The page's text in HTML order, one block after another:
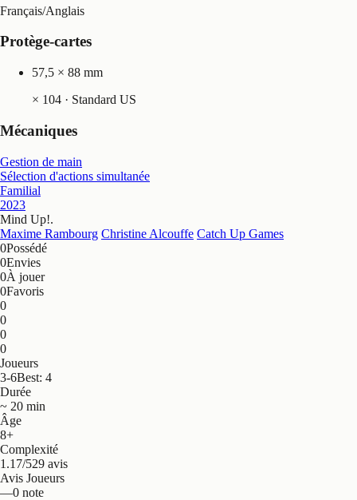
Français/Anglais
Protège-cartes
57,5 × 88 mm
× 104 · Standard US
Mécaniques
Gestion de main
Sélection d'actions simultanée
Familial
2023
Mind Up!.
Maxime Rambourg Christine Alcouffe Catch Up Games
0Possédé
0Envies
0À jouer
0Favoris
0
0
0
0
Joueurs
3-6Best: 4
Durée
~ 20 min
Âge
8+
Complexité
1.17/529 avis
Avis Joueurs
—0 note